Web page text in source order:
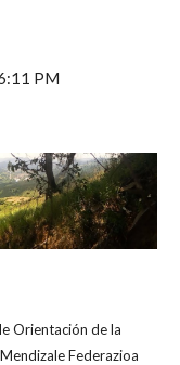
PM
Orientación de la
Federazioa